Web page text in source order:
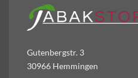
Gutenbergstr. 3
30966 Hemmingen